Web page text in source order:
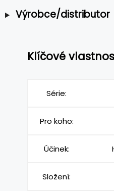
Výrobce/distributor
Klíčové
Série:
Pro koho:
Účinek:
Složení: